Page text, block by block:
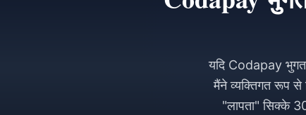
यदि Codapay
मैंने व्यक्तिगत रूप
"लापता" सिक्के